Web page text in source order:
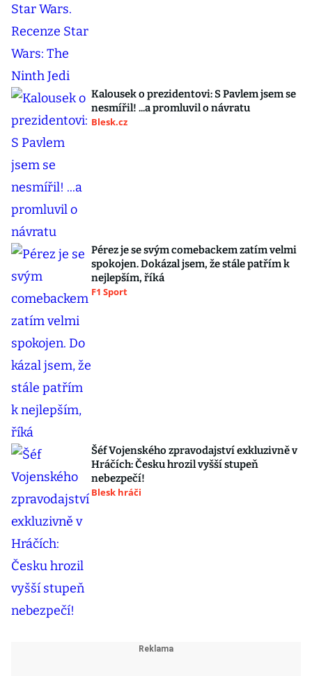
Kalousek o prezidentovi: S Pavlem jsem se
nesmířil! ...a promluvil o návratu
Blesk.cz
Pérez je se svým comebackem zatím velmi
spokojen. Dokázal jsem, že stále patřím k
nejlepším, říká
F1 Sport
Šéf Vojenského zpravodajství exkluzivně v
Hráčích: Česku hrozil vyšší stupeň
nebezpečí!
Blesk hráči